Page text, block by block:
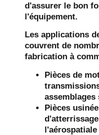
d'assurer le bon
l'équipement.
Les applications
couvrent de
fabrication à
Pièces de
Pièces
l'aérospatiale